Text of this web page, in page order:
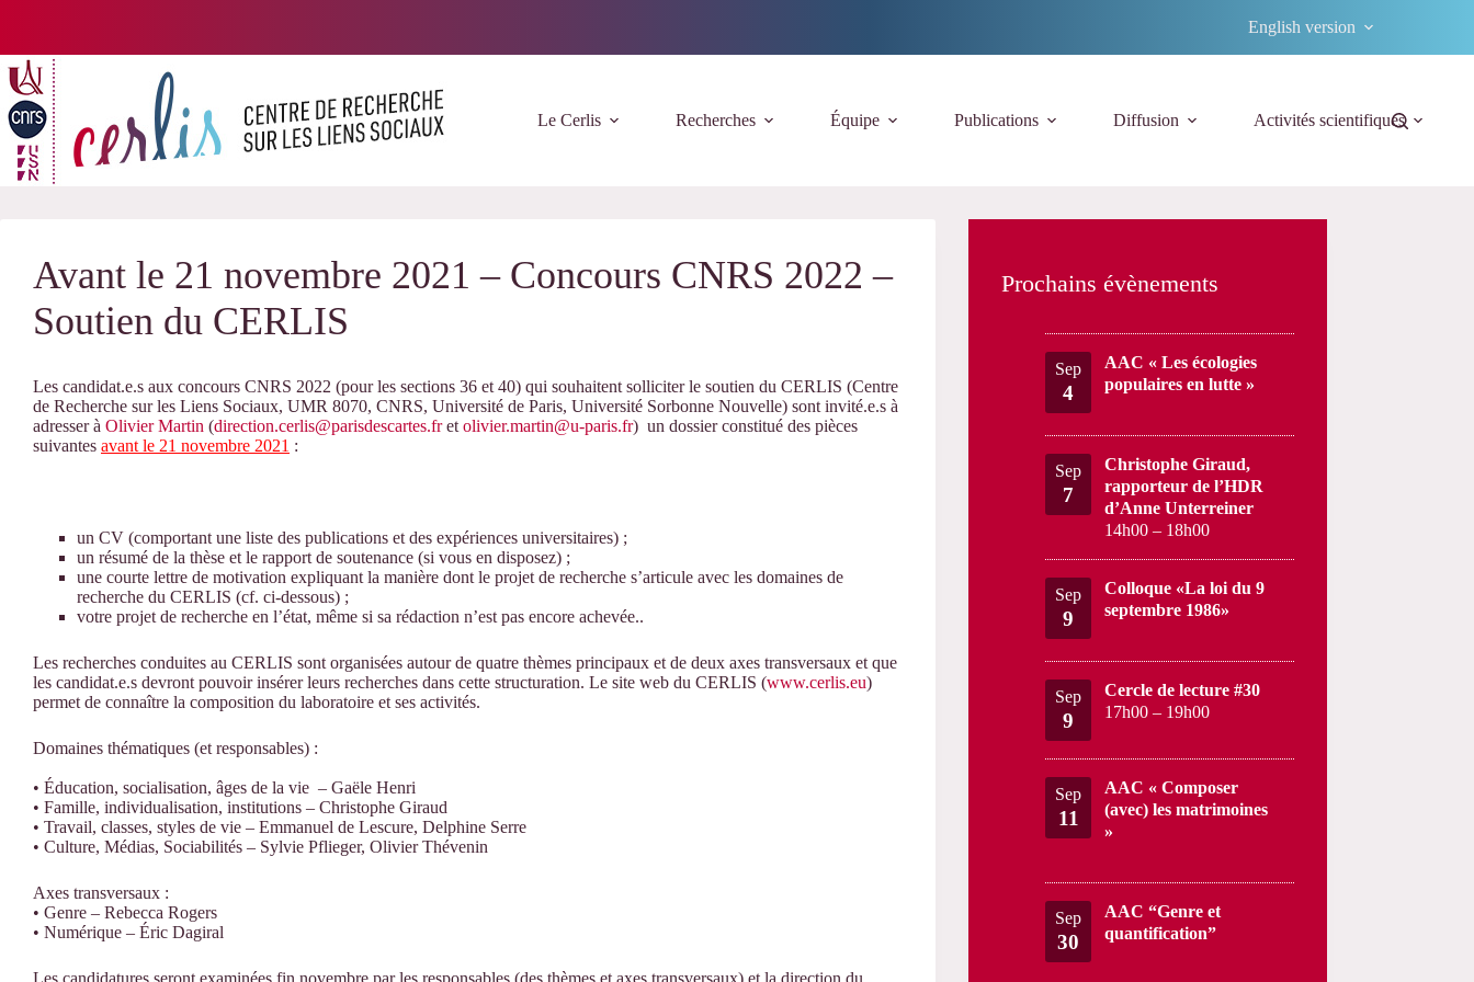
English version
Le Cerlis Recherches Équipe Publications Diffusion Activités scientifiques
Avant le 21 novembre 2021 – Concours CNRS 2022 –
Soutien du CERLIS
Les candidat.e.s aux concours CNRS 2022 (pour les sections 36 et 40) qui souhaitent solliciter le soutien du CERLIS (Centre
de Recherche sur les Liens Sociaux, UMR 8070, CNRS, Université de Paris, Université Sorbonne Nouvelle) sont invité.e.s à
adresser à Olivier Martin (direction.cerlis@parisdescartes.fret olivier.martin@u-paris.fr) un dossier constitué des pièces
suivantes avant le 21 novembre 2021 :
un CV (comportant une liste des publications et des expériences universitaires) ;
un résumé de la thèse et le rapport de soutenance (si vous en disposez) ;
une courte lettre de motivation expliquant la manière dont le projet de recherche s’articule avec les domaines de
recherche du CERLIS (cf. ci-dessous) ;
votre projet de recherche en l’état, même si sa rédaction n’est pas encore achevée..
Les recherches conduites au CERLIS sont organisées autour de quatre thèmes principaux et de deux axes transversaux et que
les candidat.e.s devront pouvoir insérer leurs recherches dans cette structuration. Le site web du CERLIS (www.cerlis.eu)
permet de connaître la composition du laboratoire et ses activités.
Domaines thématiques (et responsables) :
• Éducation, socialisation, âges de la vie – Gaële Henri
• Famille, individualisation, institutions – Christophe Giraud
• Travail, classes, styles de vie – Emmanuel de Lescure, Delphine Serre
• Culture, Médias, Sociabilités – Sylvie Pflieger, Olivier Thévenin
Axes transversaux :
• Genre – Rebecca Rogers
• Numérique – Éric Dagiral
Les candidatures seront examinées fin novembre par les responsables (des thèmes et axes transversaux) et la direction du
Prochains évènements
Sep
4
AAC « Les écologies
populaires en lutte »
Sep
7
Christophe Giraud,
rapporteur de l’HDR
d’Anne Unterreiner
14h00 – 18h00
Sep
9
Colloque «La loi du 9
septembre 1986»
Sep
9
Cercle de lecture #30
17h00 – 19h00
Sep
11
AAC « Composer
(avec) les matrimoines
»
Sep
30
AAC “Genre et
quantification”